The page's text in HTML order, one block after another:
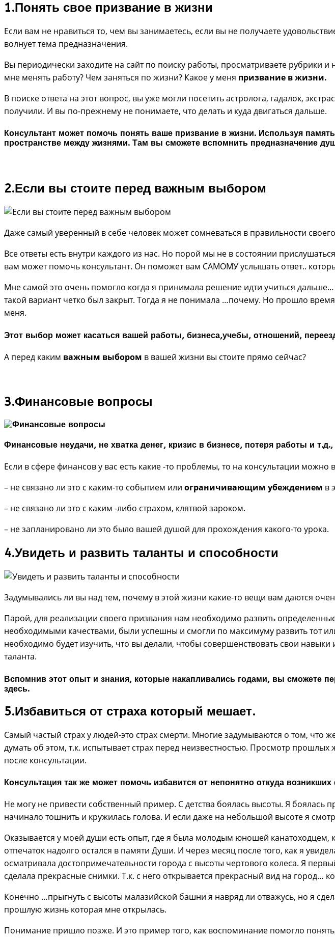
1.Понять свое призвание в жизни
Если вам не нравиться то, чем вы занимаетесь, если вы не получаете
волнует тема предназначения.
Вы периодически заходите на сайт по поиску работы, просматриваете рубрики
мне менять работу? Чем заняться по жизни? Какое у меня призвание в жизни.
В поиске ответа на этот вопрос, вы уже могли посетить астролога, гадалок,
получили. И вы по-прежнему не понимаете, что делать и куда двигаться дальше.
Консультант может помочь понять ваше призвание в жизни. Используя
пространстве между жизнями. Там вы сможете вспомнить предназначение
2.Если вы стоите перед важным выбором
Даже самый уверенный в себе человек может сомневаться в правильности
Все ответы есть внутри каждого из нас. Но порой мы не в состоянии
вам может помочь консультант. Он поможет вам САМОМУ услышать ответ..
Мне самой это очень помогло когда я принимала решение идти учиться
такой вариант четко был закрыт. Тогда я не понимала …почему. Но прошло
меня.
Этот выбор может касаться вашей работы, бизнеса,учебы, отношений,
А перед каким важным выбором в вашей жизни вы стоите прямо сейчас?
3.Финансовые вопросы
Финансовые неудачи, не хватка денег, кризис в бизнесе, потеря работы и
Если в сфере финансов у вас есть какие -то проблемы, то на консультации можно
– не связано ли это с каким-то событием или ограничивающим убеждением в
– не связано ли это с каким -либо страхом, клятвой зароком.
– не запланировано ли это было вашей душой для прохождения какого-то урока.
4.Увидеть и развить таланты и способности
Задумывались ли вы над тем, почему в этой жизни какие-то вещи вам даются
Парой, для реализации своего призвания нам необходимо развить
необходимыми качествами, были успешны и смогли по максимуму развить тот
необходимо будет изучить, что вы делали, чтобы совершенствовать свои
таланта.
Вспомнив этот опыт и знания, которые накапливались годами, вы сможете
здесь.
5.Избавиться от страха который мешает.
Самый частый страх у людей-это страх смерти. Многие задумываются о том, что
думать об этом, т.к. испытывает страх перед неизвестностью. Просмотр прошлых
после консультации.
Консультация так же может помочь избавится от непонятно откуда
Не могу не привести собственный пример. С детства боялась высоты. Я боялась
начинало тошнить и кружилась голова. И если даже на небольшой высоте я
Оказывается у моей души есть опыт, где я была молодым юношей
отпечаток надолго остался в памяти Души. И через месяц после того, как я
осматривала достопримечательности города с высоты чертового колеса. Я
сделала прекрасные снимки. Т.к. с него открывается прекрасный вид на город…
Конечно …прыгнуть с высоты малазийской башни я навряд ли отважусь, но я
прошлую жизнь которая мне открылась.
Понимание пришло позже. И это пример того, как воспоминание помогло